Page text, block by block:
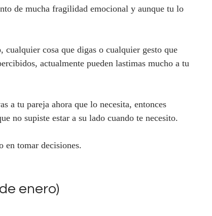
de mucha fragilidad emocional y aunque tu lo
cosa que digas o cualquier gesto que
actualmente pueden lastimas mucho a tu
a tu pareja ahora que lo necesita, entonces
no supiste estar a su lado cuando te necesito.
en tomar decisiones.
enero)